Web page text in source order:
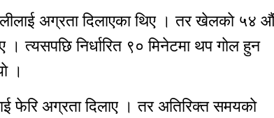
अग्रता दिलाएका थिए । तर खेलकाे ५४ औँ
। त्यसपछि निर्धारित ९० मिनेटमा थप गाेल हुन
।
फेरि अग्रता दिलाए । तर अतिरिक्त समयकाे